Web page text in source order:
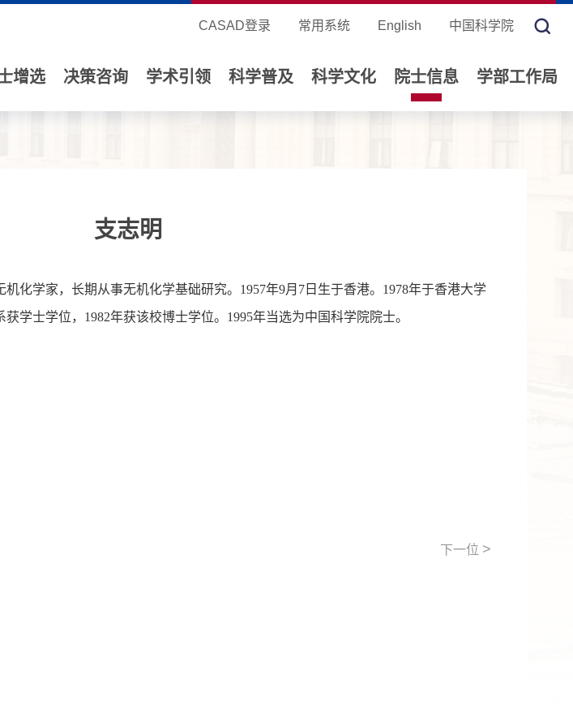
CASAD登录 常用系统 English 中国科学院
增选 决策咨询 学术引领 科学普及 科学文化 院士信息 学部工作局
支志明
机化学家，长期从事无机化学基础研究。1957年9月7日生于香港。1978年于香港大学
获学士学位，1982年获该校博士学位。1995年当选为中国科学院院士。
下一位 >